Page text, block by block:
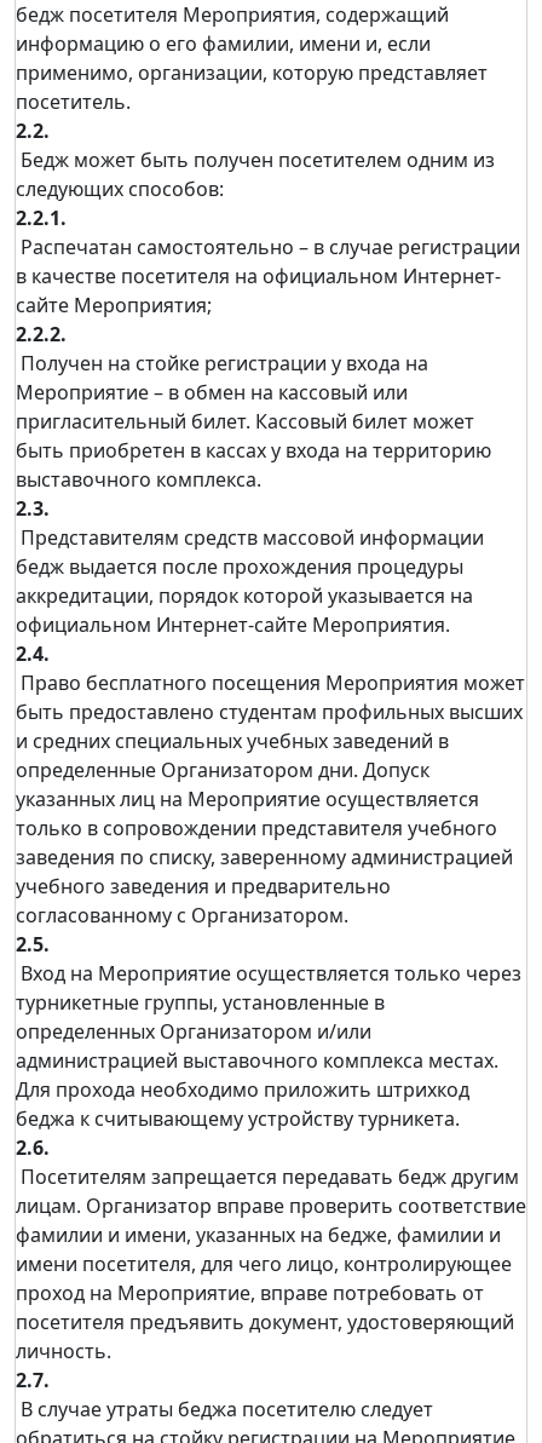
бедж посетителя Мероприятия, содержащий
информацию о его фамилии, имени и, если
применимо, организации, которую представляет
посетитель.
2.2.
Бедж может быть получен посетителем одним из
следующих способов:
2.2.1.
Распечатан самостоятельно – в случае регистрации
в качестве посетителя на официальном Интернет-
сайте Мероприятия;
2.2.2.
Получен на стойке регистрации у входа на
Мероприятие – в обмен на кассовый или
пригласительный билет. Кассовый билет может
быть приобретен в кассах у входа на территорию
выставочного комплекса.
2.3.
Представителям средств массовой информации
бедж выдается после прохождения процедуры
аккредитации, порядок которой указывается на
официальном Интернет-сайте Мероприятия.
2.4.
Право бесплатного посещения Мероприятия может
быть предоставлено студентам профильных высших
и средних специальных учебных заведений в
определенные Организатором дни. Допуск
указанных лиц на Мероприятие осуществляется
только в сопровождении представителя учебного
заведения по списку, заверенному администрацией
учебного заведения и предварительно
согласованному с Организатором.
2.5.
Вход на Мероприятие осуществляется только через
турникетные группы, установленные в
определенных Организатором и/или
администрацией выставочного комплекса местах.
Для прохода необходимо приложить штрихкод
беджа к считывающему устройству турникета.
2.6.
Посетителям запрещается передавать бедж другим
лицам. Организатор вправе проверить соответствие
фамилии и имени, указанных на бедже, фамилии и
имени посетителя, для чего лицо, контролирующее
проход на Мероприятие, вправе потребовать от
посетителя предъявить документ, удостоверяющий
личность.
2.7.
В случае утраты беджа посетителю следует